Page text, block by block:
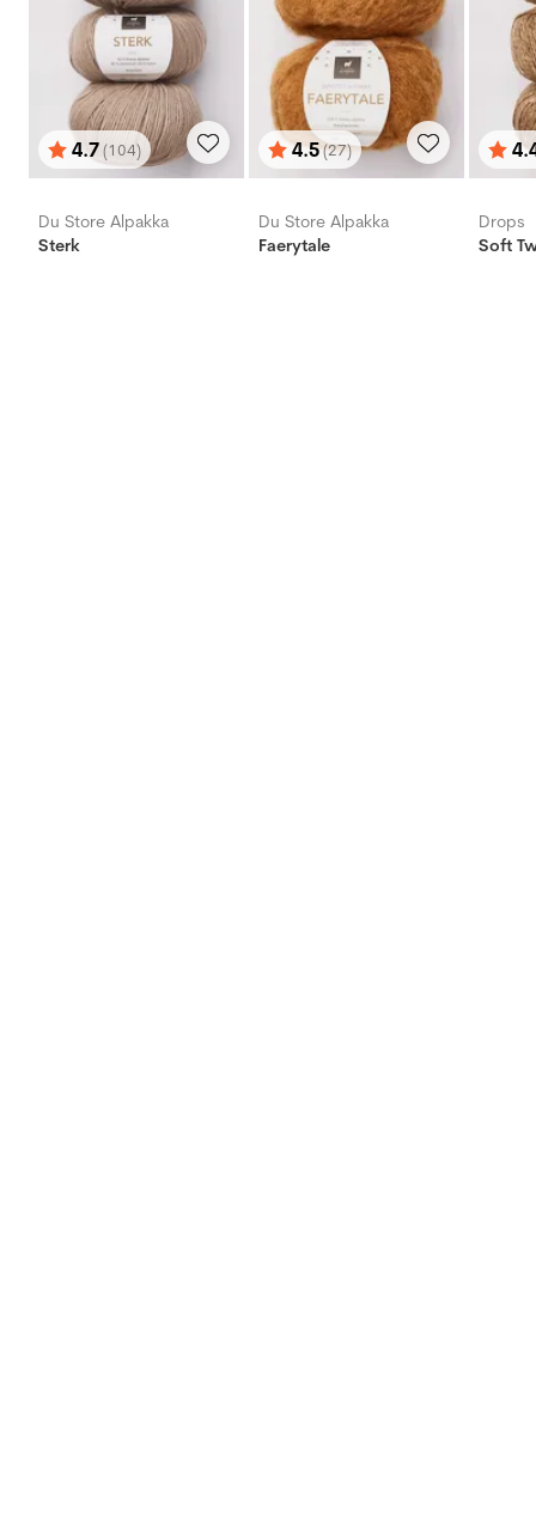
Vurdering:
4.7(104)
ud af 5 stjerner
Du Store Alpakka
Sterk
Vurdering:
4.5(27)
ud af 5 stjerner
Du Store Alpakka
Faerytale
ud
Drops
Soft